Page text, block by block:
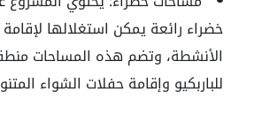
خضراء رائعة يمكن استغلالها لإقامة
الأنشطة، وتضم هذه المساحات
للباربكيو وإقامة حفلات الشواء